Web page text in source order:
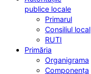
publice locale
Primarul
Consiliul local
RUTI
Primăria
Organigrama
Componența